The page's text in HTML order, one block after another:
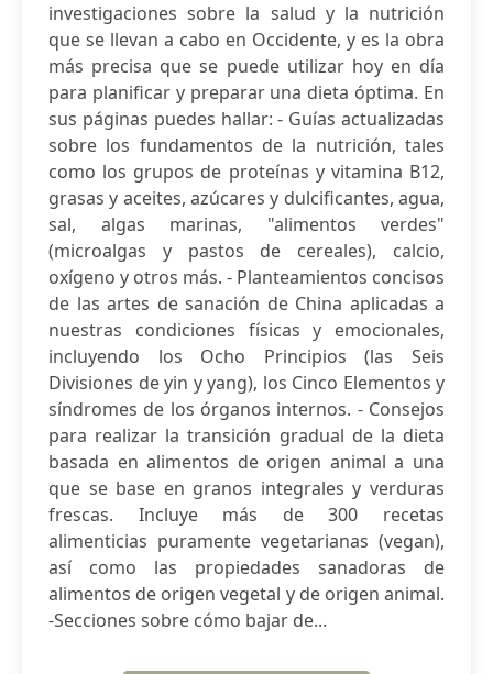
investigaciones sobre la salud y la nutrición
que se llevan a cabo en Occidente, y es la obra
más precisa que se puede utilizar hoy en día
para planificar y preparar una dieta óptima. En
sus páginas puedes hallar: - Guías actualizadas
sobre los fundamentos de la nutrición, tales
como los grupos de proteínas y vitamina B12,
grasas y aceites, azúcares y dulcificantes, agua,
sal, algas marinas, "alimentos verdes"
(microalgas y pastos de cereales), calcio,
oxígeno y otros más. - Planteamientos concisos
de las artes de sanación de China aplicadas a
nuestras condiciones físicas y emocionales,
incluyendo los Ocho Principios (las Seis
Divisiones de yin y yang), los Cinco Elementos y
síndromes de los órganos internos. - Consejos
para realizar la transición gradual de la dieta
basada en alimentos de origen animal a una
que se base en granos integrales y verduras
frescas. Incluye más de 300 recetas
alimenticias puramente vegetarianas (vegan),
así como las propiedades sanadoras de
alimentos de origen vegetal y de origen animal.
-Secciones sobre cómo bajar de...